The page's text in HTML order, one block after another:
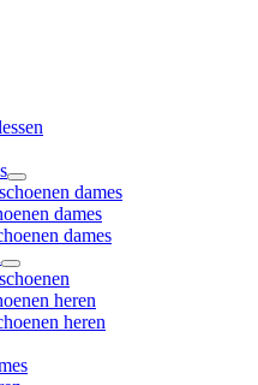
dames
dames
dames
heren
heren